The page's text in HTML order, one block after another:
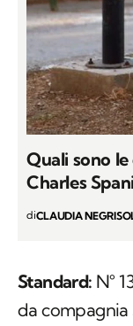
Quali sono
Charles
diCLAUDIA
Standard: N°
da compagnia